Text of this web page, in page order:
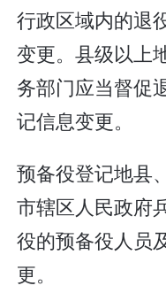
行政区域内的退
变更。县级以上
务部门应当督促
记信息变更。
预备役登记地县
市辖区人民政府
役的预备役人员
更。